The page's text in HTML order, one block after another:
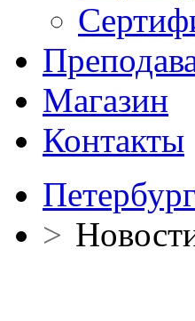
Магазин
Контакты
>